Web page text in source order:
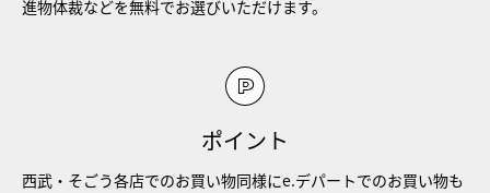
進物体裁などを無料でお選びいただけます。
ポイント
西武・そごう各店でのお買い物同様にe.デパートでのお買い物も